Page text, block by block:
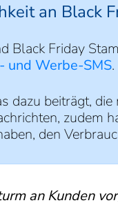
an Black
Black Friday
und Werbe-SMS.
dazu beiträgt,
zudem
den
an Kunden